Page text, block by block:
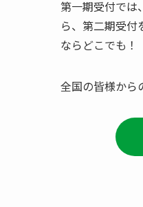
第一期受付では
ら、第二期受付
ならどこでも！
全国の皆様から